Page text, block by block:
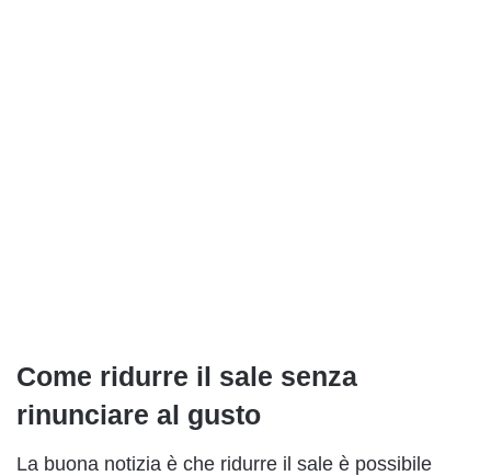
Come ridurre il sale senza
rinunciare al gusto
La buona notizia è che ridurre il sale è possibile